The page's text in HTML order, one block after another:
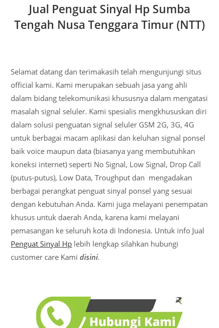
Jual Penguat Sinyal Hp Sumba
Tengah Nusa Tenggara Timur (NTT)
Selamat datang dan terimakasih telah mengunjungi situs
official kami. Kami merupakan sebuah jasa yang ahli
dalam bidang telekomunikasi khususnya dalam mengatasi
masalah signal seluler. Kami spesialis mengkhususkan diri
dalam solusi penguatan signal seluler GSM 2G, 3G, 4G
untuk berbagai macam aplikasi dan keluhan signal ponsel
baik voice maupun data (biasanya yang membutuhkan
koneksi internet) seperti No Signal, Low Signal, Drop Call
(putus-putus), Low Data, Troughput dan mengadakan
berbagai perangkat penguat sinyal ponsel yang sesuai
dengan kebutuhan Anda. Kami juga melayani penempatan
khusus untuk daerah Anda, karena kami melayani
pemasangan ke seluruh kota di Indonesia. Untuk info Jual
Penguat Sinyal Hp lebih lengkap silahkan hubungi
customer care Kamidisini.